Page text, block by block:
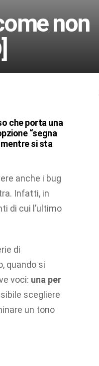
non
che porta una
“segna
si sta
anche i bug
Infatti, in
di cui l’ultimo
di
quando si
voci: una per
scegliere
un tono